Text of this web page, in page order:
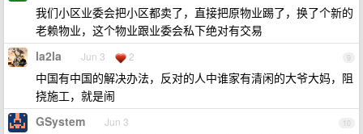
我们小区业委会把小区都卖了，直接把原物业踢了，换了个新的
老赖物业，这个物业跟业委会私下绝对有交易
9
la2la Jun 3 2
中国有中国的解决办法，反对的人中谁家有清闲的大爷大妈，阻
挠施工，就是闹
10
GSystem Jun 3